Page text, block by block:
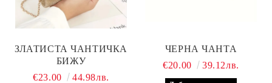
ЗЛАТИСТА ЧАНТИЧКА
БИЖУ
€23.00
44.98лв.
ЧЕРНА ЧАНТА
€20.00
39.12лв.